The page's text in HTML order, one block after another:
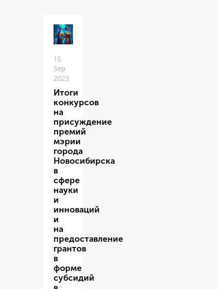
15
Sep
2023
Итоги
конкурсов
на
присуждение
премий
мэрии
города
Новосибирска
в
сфере
науки
и
инноваций
и
на
предоставление
грантов
в
форме
субсидий